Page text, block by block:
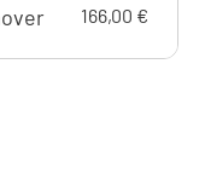
166,00 €